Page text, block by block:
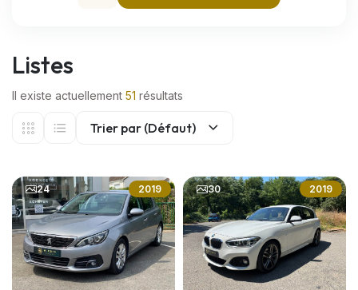
Listes
Il existe actuellement 51 résultats
Trier par (Défaut)
24 2019 30 2019